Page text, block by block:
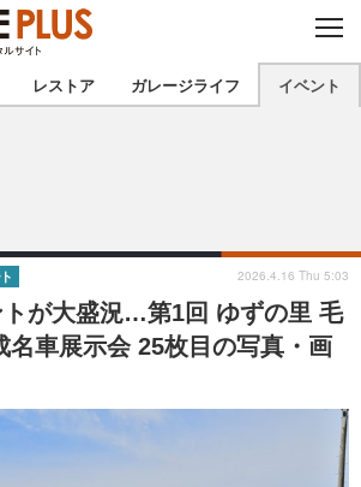
C
O
S
E
定★ 厳選プロショップを地域から探す
北陸
関西
レストア ガレージライフ イベント
が大盛況…第1回 ゆずの里 毛
名車展示会 25枚目の写真・画
2026.4.16 Thu 5:03